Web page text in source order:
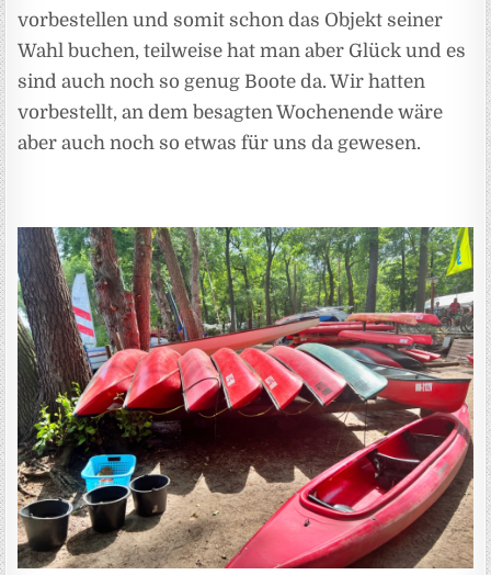
vorbestellen und somit schon das Objekt seiner
Wahl buchen, teilweise hat man aber Glück und es
sind auch noch so genug Boote da. Wir hatten
vorbestellt, an dem besagten Wochenende wäre
aber auch noch so etwas für uns da gewesen.